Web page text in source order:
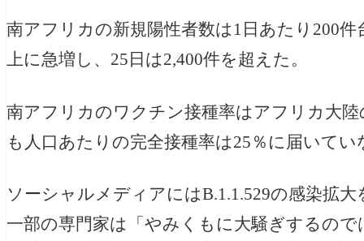
南アフリカの新規陽性者数は1日あたり200
上に急増し、25日は2,400件を超えた。
南アフリカのワクチン接種率はアフリカ大
も人口あたりの完全接種率は25％に届いてい
ソーシャルメディアにはB.1.1.529の感染拡
一部の専門家は「やみくもに大騒ぎするの